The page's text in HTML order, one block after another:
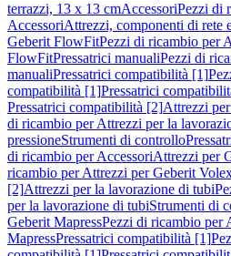
terrazzi, 13 x 13 cmAccessoriPezzi di
AccessoriAttrezzi, componenti di rete
Geberit FlowFitPezzi di ricambio per
FlowFitPressatrici manualiPezzi di
manualiPressatrici compatibilità [1]
compatibilità [1]Pressatrici
Pressatrici compatibilità [2]Attrezzi
di ricambio per Attrezzi per la
pressioneStrumenti di controllo
di ricambio per AccessoriAttrezzi per
ricambio per Attrezzi per Geberit
[2]Attrezzi per la lavorazione di tubi
per la lavorazione di tubiStrumenti di
Geberit MapressPezzi di ricambio per
MapressPressatrici compatibilità [1]